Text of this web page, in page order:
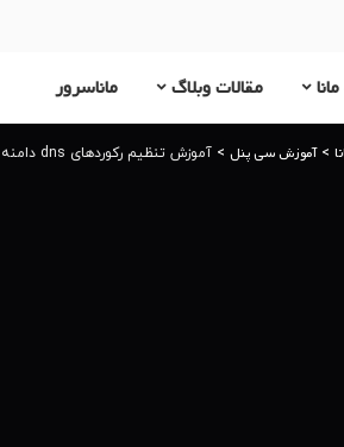
مقالات وبلاگ ماناسرور
>آموزش سی پنل > آموزش تنظیم رکوردهای dns دامنه در سی پنل